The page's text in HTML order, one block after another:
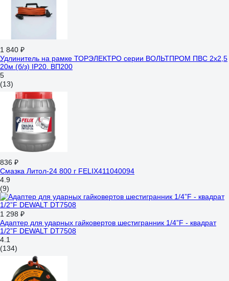
1 840 ₽
Удлинитель на рамке ТОРЭЛЕКТРО серии ВОЛЬТПРОМ ПВС 2х2,5
20м (б/з) IP20. ВП200
5
(13)
836 ₽
Смазка Литол-24 800 г FELIX411040094
4.9
(9)
1 298 ₽
Адаптер для ударных гайковертов шестигранник 1/4”F - квадрат
1/2”F DEWALT DT7508
4.1
(134)